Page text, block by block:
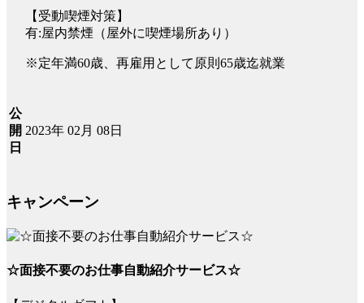
【受動喫煙対策】
有:屋内禁煙（屋外に喫煙場所あり）
※定年満60歳、再雇用として原則65歳迄就業
公
開
日
2023年 02月 08日
キャンペーン
☆面接不要のお仕事自動紹介サービス☆